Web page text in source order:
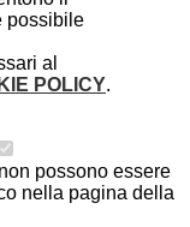
possibile
al
POLICY.
possono essere
nella pagina della